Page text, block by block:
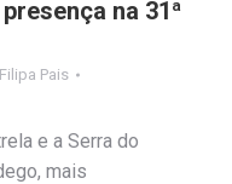
na 31ª
Filipa Pais
e a Serra do
mais